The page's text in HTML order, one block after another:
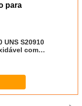
para
UNS S20910
com